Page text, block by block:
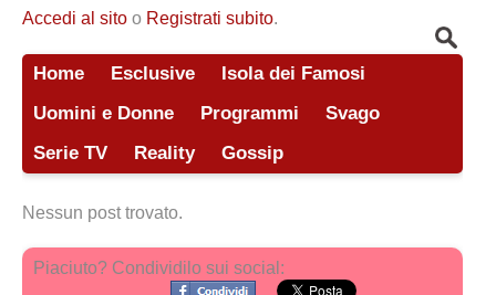
Accedi al sito o Registrati subito.
Home Esclusive
Isola dei Famosi
Uomini e Donne
Programmi
Svago
Serie TV
Reality Gossip
Nessun post trovato.
Piaciuto? Condividilo sui social: